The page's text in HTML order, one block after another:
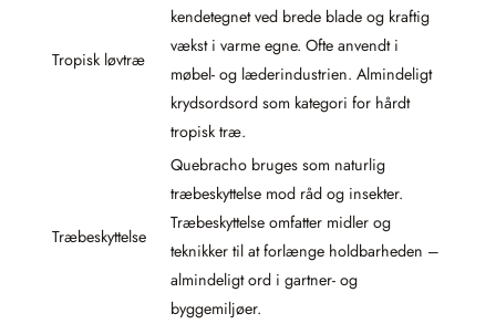
Tropisk løvtræ
kendetegnet ved brede blade og kraftig
vækst i varme egne. Ofte anvendt i
møbel- og læderindustrien. Almindeligt
krydsordsord som kategori for hårdt
tropisk træ.
Træbeskyttelse
Quebracho bruges som naturlig
træbeskyttelse mod råd og insekter.
Træbeskyttelse omfatter midler og
teknikker til at forlænge holdbarheden –
almindeligt ord i gartner- og
byggemiljøer.